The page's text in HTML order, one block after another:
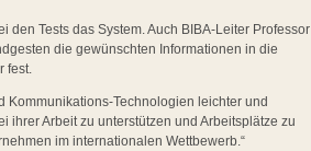
den Tests das System. Auch BIBA-Leiter Professor
die gewünschten Informationen in die
fest.
Kommunikations-Technologien leichter und
ihrer Arbeit zu unterstützen und Arbeitsplätze zu
im internationalen Wettbewerb.“